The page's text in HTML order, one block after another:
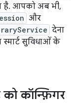
है. आपको अब भी,
और
देना
सुविधाओं के
कॉन्फ़िगर